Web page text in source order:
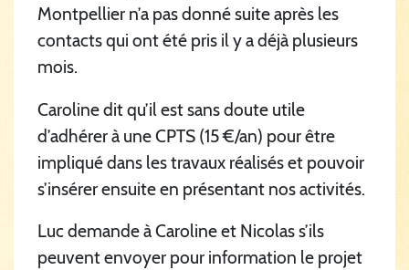
Montpellier n’a pas donné suite après les
contacts qui ont été pris il y a déjà plusieurs
mois.
Caroline dit qu’il est sans doute utile
d’adhérer à une CPTS (15 €/an) pour être
impliqué dans les travaux réalisés et pouvoir
s’insérer ensuite en présentant nos activités.
Luc demande à Caroline et Nicolas s’ils
peuvent envoyer pour information le projet